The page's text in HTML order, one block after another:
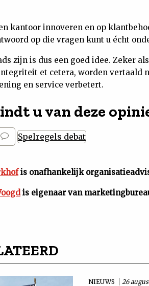
kantoor innoveren en op
op die vragen kunt u écht
zijn is dus een goed idee. Zeker
et cetera, worden vertaald
en service verbetert.
u van deze
Spelregels debat
is onafhankelijk
is eigenaar van
NIEUWS 26